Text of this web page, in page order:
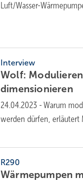
Luft/Wasser-
Interview
Wolf:
dimensionieren
24.04.2023 - Warum
werden dürfen, erläutert
R290
Wärmepumpen